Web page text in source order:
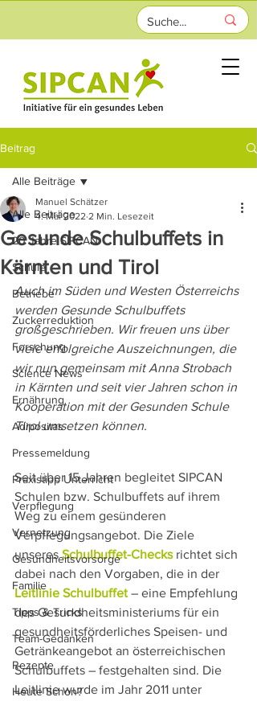
Beitrag
Alle Beiträge
20 Jahre SIPCAN
Schule
Betriebe
Zuckerreduktion
Forschung
Science News
Ernährung
Adipositas
Pressemeldung
Praxistipp Unterricht
Verpflegung
Vernetzung
Gesundheitsvorsorge
Familie
Tipps & Tricks
Team-Gedanken
Rezepte
Heute Schon?
Alle Beiträge
Gesunde Schulbuffets in
Kärnten und Tirol
Manuel Schätzer
4. Mai 2022 2 Min. Lesezeit
Auch im Süden und Westen Österreichs
werden Gesunde Schulbuffets
großgeschrieben. Wir freuen uns über
viele erfolgreiche Auszeichnungen, die
wir nun gemeinsam mit Anna Strobach
in Kärnten und seit vier Jahren schon in
Kooperation mit der Gesunden Schule
Tirol umsetzen können.
Seit über 15 Jahren begleitet SIPCAN
Schulen bzw. Schulbuffets auf ihrem
Weg zu einem gesünderen
Verpflegungsangebot. Die Ziele
unseres Schulbuffet-Checks richtet sich
dabei nach den Vorgaben, die in der
Leitlinie Schulbuffet – eine Empfehlung
des Gesundheitsministeriums für ein
gesundheitsförderliches Speisen- und
Getränkeangebot an österreichischen
Schulbuffets – festgehalten sind. Die
Leitlinie wurde im Jahr 2011 unter